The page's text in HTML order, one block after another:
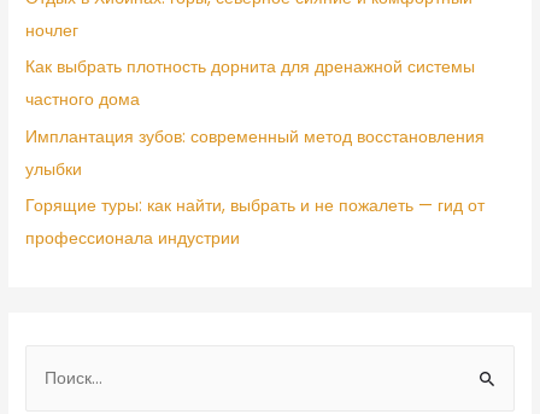
ночлег
Как выбрать плотность дорнита для дренажной системы
частного дома
Имплантация зубов: современный метод восстановления
улыбки
Горящие туры: как найти, выбрать и не пожалеть — гид от
профессионала индустрии